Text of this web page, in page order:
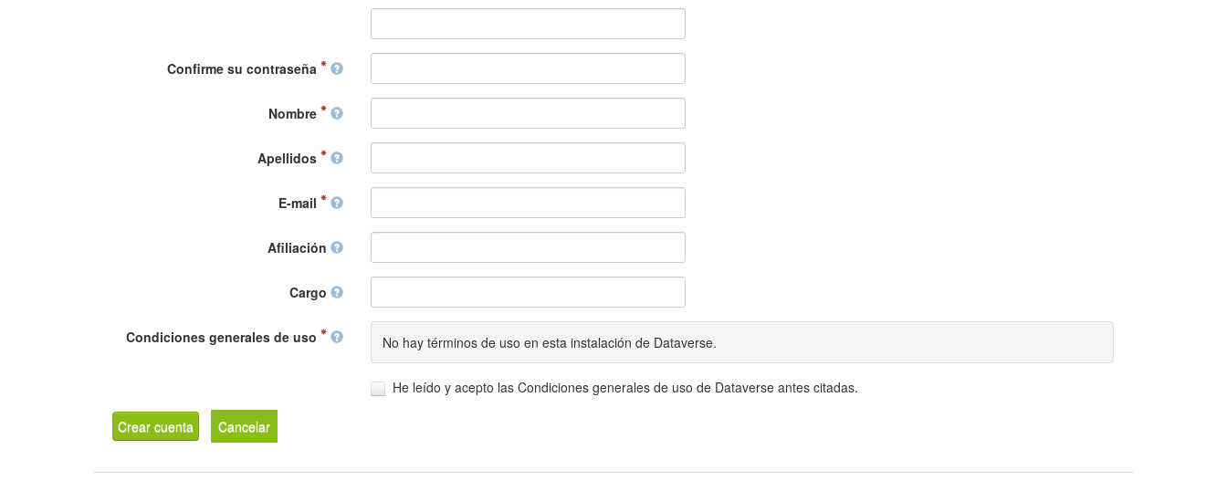
Confirme su contraseña
Nombre
Apellidos
E-mail
Afiliación
Cargo
Condiciones generales de uso No hay términos de uso en esta instalación de Dataverse.
He leído y acepto las Condiciones generales de uso de Dataverse antes citadas.
Crear cuenta Cancelar